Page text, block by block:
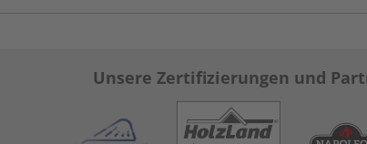
Unsere Zertifizierungen und